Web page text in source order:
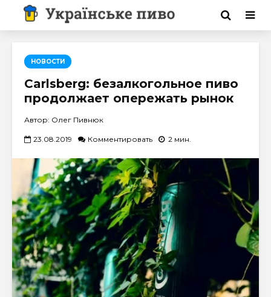
НОВОСТИ
Carlsberg: безалкогольное пиво
продолжает опережать рынок
Автор: Олег Пивнюк
23.08.2019 Комментировать 2 мин.